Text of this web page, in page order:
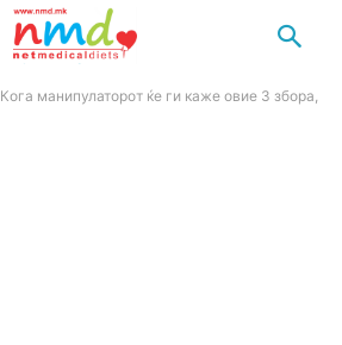
Кога манипулаторот ќе ги каже овие 3 збора,